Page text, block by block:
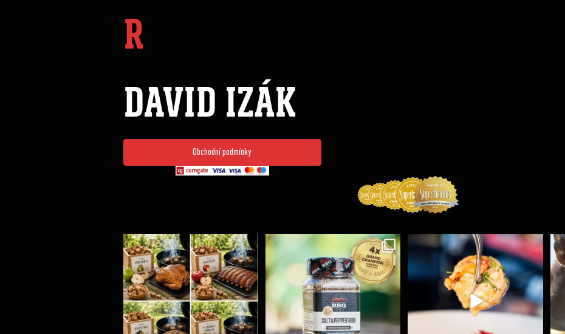
R
DAVID IZÁK
Obchodní podmínky
Udící špalíky - BORN TO SMOKE - různé druhy k...
5 0
Koření Suncity – autentická BBQ chuť u vás doma!...
1 0
Spoustu podobných triků, které vám usnadní nejenom ...
9 0